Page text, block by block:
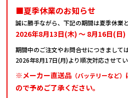
■夏季休業のお知らせ
誠に勝手ながら、下記の期間は夏季休業
2026年8月13日(木) ～ 8月16日(日)
期間中のご注文やお問合せにつきましては
2026年8月17日(月)より順次対応させてい
※メーカー直送品 （バッテリーなど）
ので予めご了承ください。